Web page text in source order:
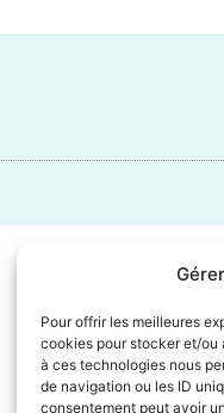
Pour offrir les meilleures
cookies pour stocker et/ou
à ces technologies nous
de navigation ou les ID
consentement peut avoir